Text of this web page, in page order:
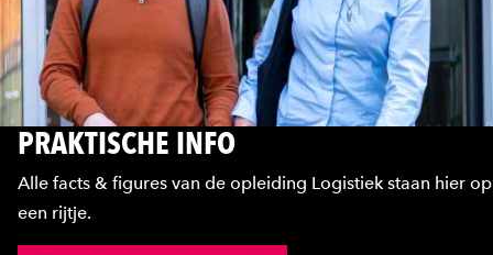
PRAKTISCHE INFO
Alle facts & figures van de opleiding Logistiek staan hier op
een rijtje.